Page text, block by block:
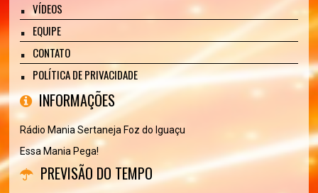
VÍDEOS
EQUIPE
CONTATO
POLÍTICA DE PRIVACIDADE
INFORMAÇÕES
Rádio Mania Sertaneja Foz do Iguaçu
Essa Mania Pega!
PREVISÃO DO TEMPO